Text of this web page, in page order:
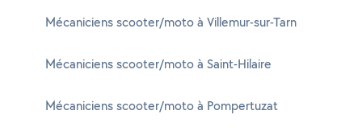
Mécaniciens scooter/moto à Villemur-sur-Tarn
Mécaniciens scooter/moto à Saint-Hilaire
Mécaniciens scooter/moto à Pompertuzat